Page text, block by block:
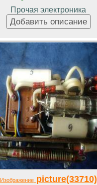
Прочая электроника
Изображениеpicture(33710)